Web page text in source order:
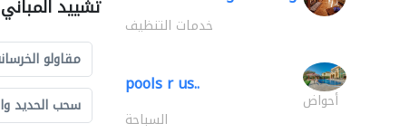
تشييد
مقاولو
سحب الحديد
خدمات التنظيف
pools r us..
أحواض
السباحة